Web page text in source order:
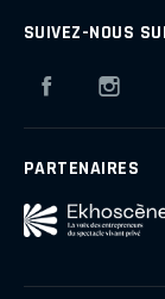
SUIVEZ-NOUS
Facebook
PARTENAIRES